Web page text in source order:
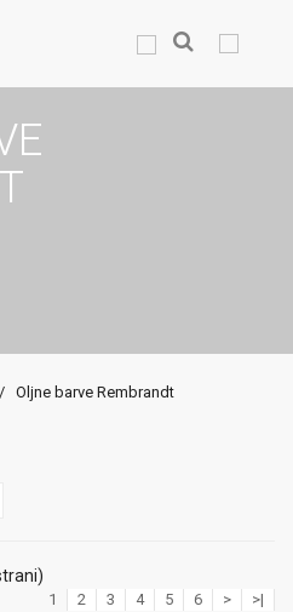
/ Oljne barve Rembrandt
1 2 3 4 5 6 > >|